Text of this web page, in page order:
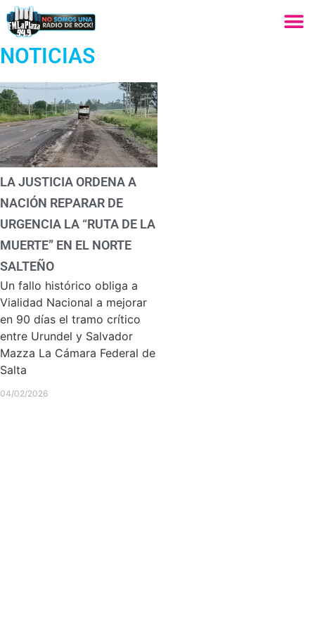
NOTICIAS
LA JUSTICIA ORDENA A
NACIÓN REPARAR DE
URGENCIA LA “RUTA DE LA
MUERTE” EN EL NORTE
SALTEÑO
Un fallo histórico obliga a
Vialidad Nacional a mejorar
en 90 días el tramo crítico
entre Urundel y Salvador
Mazza La Cámara Federal de
Salta
04/02/2026